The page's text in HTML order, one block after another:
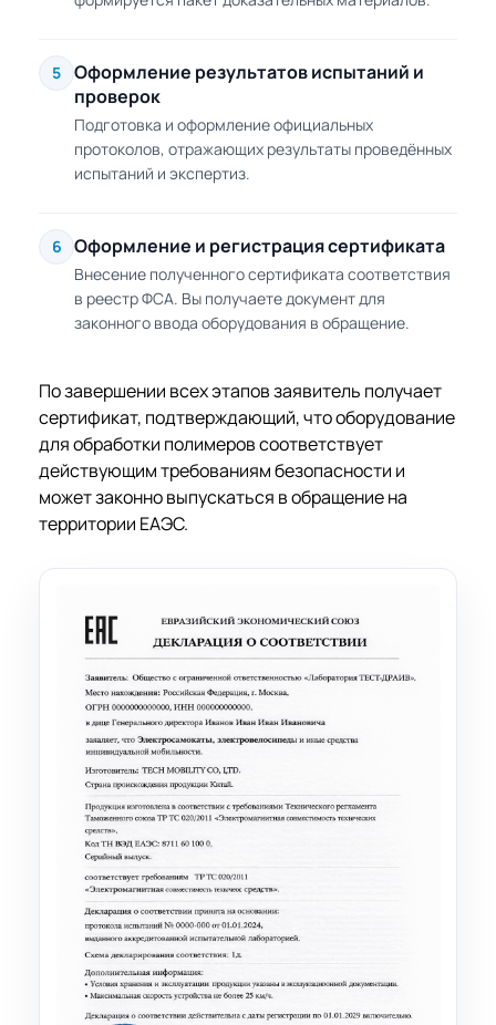
5
Оформление результатов испытаний и
проверок
Подготовка и оформление официальных
протоколов, отражающих результаты проведённых
испытаний и экспертиз.
6 Оформление и регистрация сертификата
Внесение полученного сертификата соответствия
в реестр ФСА. Вы получаете документ для
законного ввода оборудования в обращение.
По завершении всех этапов заявитель получает
сертификат, подтверждающий, что оборудование
для обработки полимеров соответствует
действующим требованиям безопасности и
может законно выпускаться в обращение на
территории ЕАЭС.